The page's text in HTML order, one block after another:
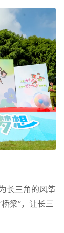
长三角的风筝
梁”，让长三